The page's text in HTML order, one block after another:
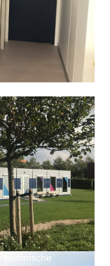
technische